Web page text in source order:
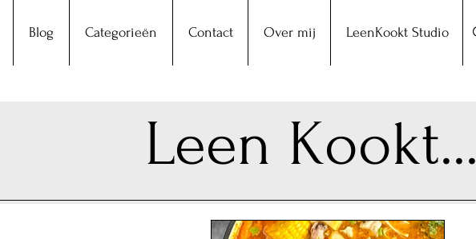
Blog Categorieën Contact Over mij LeenKookt Studio
Leen Kookt...